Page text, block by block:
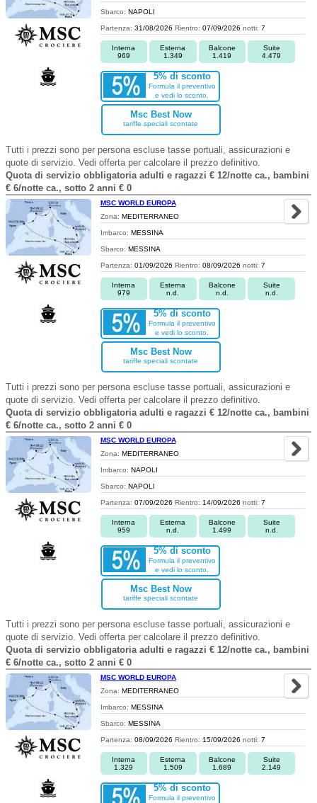
Sbarco: NAPOLI
Partenza: 31/08/2026 Rientro: 07/09/2026 notti: 7
Interna
969
Esterna
1.349
Balcone
1.419
Suite
4.479
5% di sconto
Formula il preventivo
e vedi lo sconto.
Msc Best Now
tariffe speciali scontate
Tutti i prezzi sono per persona escluse tasse portuali, assicurazioni e
quote di servizio. Vedi offerta per calcolare il prezzo definitivo.
Quota di servizio obbligatoria adulti e ragazzi € 12/notte ca., bambini
€ 6/notte ca., sotto 2 anni € 0
MSC WORLD EUROPA
Zona: MEDITERRANEO
Imbarco: MESSINA
Sbarco: MESSINA
Partenza: 01/09/2026 Rientro: 08/09/2026 notti: 7
Interna
979
Esterna
n.d.
Balcone
n.d.
Suite
n.d.
5% di sconto
Formula il preventivo
e vedi lo sconto.
Msc Best Now
tariffe speciali scontate
Tutti i prezzi sono per persona escluse tasse portuali, assicurazioni e
quote di servizio. Vedi offerta per calcolare il prezzo definitivo.
Quota di servizio obbligatoria adulti e ragazzi € 12/notte ca., bambini
€ 6/notte ca., sotto 2 anni € 0
MSC WORLD EUROPA
Zona: MEDITERRANEO
Imbarco: NAPOLI
Sbarco: NAPOLI
Partenza: 07/09/2026 Rientro: 14/09/2026 notti: 7
Interna
959
Esterna
n.d.
Balcone
1.499
Suite
n.d.
5% di sconto
Formula il preventivo
e vedi lo sconto.
Msc Best Now
tariffe speciali scontate
Tutti i prezzi sono per persona escluse tasse portuali, assicurazioni e
quote di servizio. Vedi offerta per calcolare il prezzo definitivo.
Quota di servizio obbligatoria adulti e ragazzi € 12/notte ca., bambini
€ 6/notte ca., sotto 2 anni € 0
MSC WORLD EUROPA
Zona: MEDITERRANEO
Imbarco: MESSINA
Sbarco: MESSINA
Partenza: 08/09/2026 Rientro: 15/09/2026 notti: 7
Interna
1.329
Esterna
1.509
Balcone
1.689
Suite
2.149
5% di sconto
Formula il preventivo